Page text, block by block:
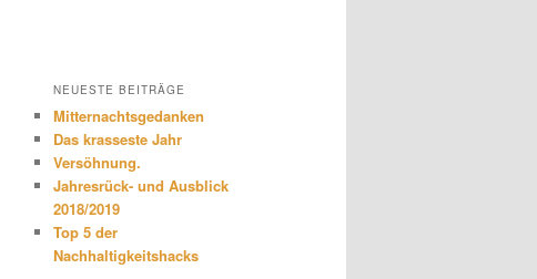
NEUESTE BEITRÄGE
Mitternachtsgedanken
Das krasseste Jahr
Versöhnung.
Jahresrück- und Ausblick
2018/2019
Top 5 der
Nachhaltigkeitshacks